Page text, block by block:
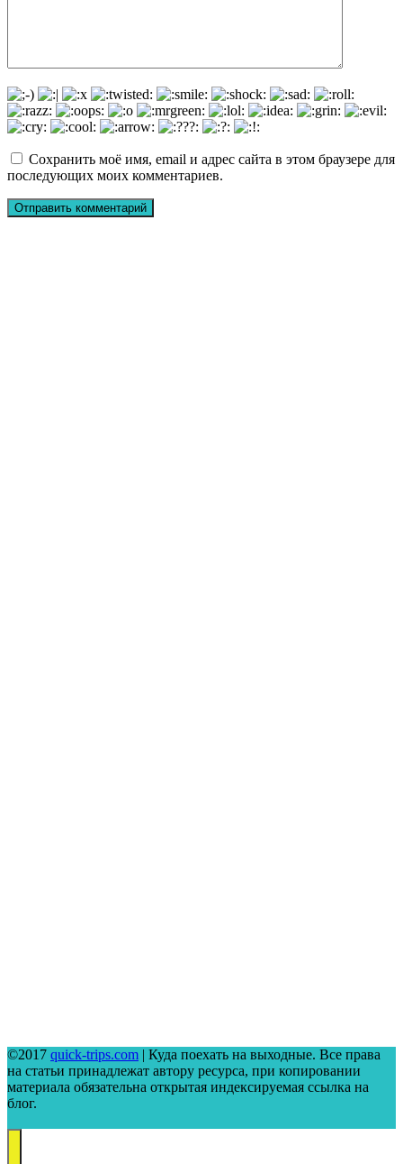
Сохранить моё имя, email и адрес сайта в этом браузере для
последующих моих комментариев.
©2017 quick-trips.com | Куда поехать на выходные. Все права
на статьи принадлежат автору ресурса, при копировании
материала обязательна открытая индексируемая ссылка на
блог.